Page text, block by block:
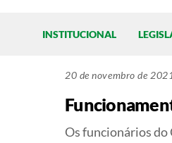
INSTITUCIONAL
20 de novembro de 2021
Os funcionários do